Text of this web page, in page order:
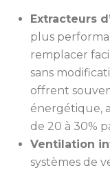
Extracteurs
plus
remplacer
sans
offrent
énergétique,
de 20 à 30%
Ventilation
systèmes de